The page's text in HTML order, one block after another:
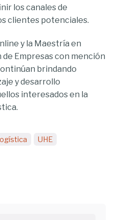
los canales de
clientes potenciales.
y la Maestría en
Empresas con mención
brindando
y desarrollo
interesados en la
UHE